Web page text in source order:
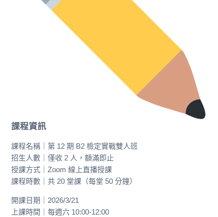
課程資訊
課程名稱｜第 12 期 B2 檢定實戰雙人班
招生人數｜僅收 2 人，額滿即止
授課方式｜Zoom 線上直播授課
課程時數｜共 20 堂課（每堂 50 分鐘）
開課日期｜2026/3/21
上課時間｜每週六 10:00-12:00